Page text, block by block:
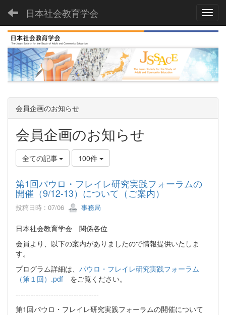
日本社会教育学会
会員企画のお知らせ
会員企画のお知らせ
全ての記事 100件
第1回パウロ・フレイレ研究実践フォーラムの
開催（9/12-13）について（ご案内）
投稿日時 : 07/06 事務局
日本社会教育学会 関係各位
会員より、以下の案内がありましたので情報提供いたしま
す。
プログラム詳細は、 パウロ・フレイレ研究実践フォーラム
（第１回）.pdf をご覧ください。
---------------------------------
第1回パウロ・フレイレ研究実践フォーラムの開催について